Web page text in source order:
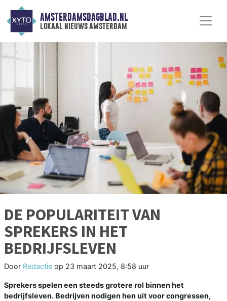
AMSTERDAMSDAGBLAD.NL
lokaal nieuws amsterdam
DE POPULARITEIT VAN
SPREKERS IN HET
BEDRIJFSLEVEN
Door Redactie op 23 maart 2025, 8:58 uur
Sprekers spelen een steeds grotere rol binnen het
bedrijfsleven. Bedrijven nodigen hen uit voor congressen,